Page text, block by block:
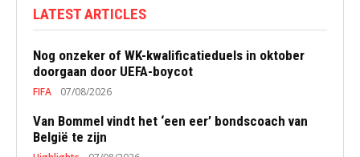
LATEST ARTICLES
Nog onzeker of WK-kwalificatieduels in oktober
doorgaan door UEFA-boycot
FIFA 07/08/2026
Van Bommel vindt het ‘een eer’ bondscoach van
België te zijn